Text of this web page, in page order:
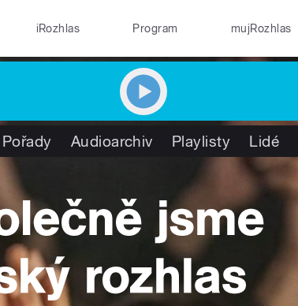
iRozhlas Program mujRozhlas
Pořady Audioarchiv Playlisty Lidé